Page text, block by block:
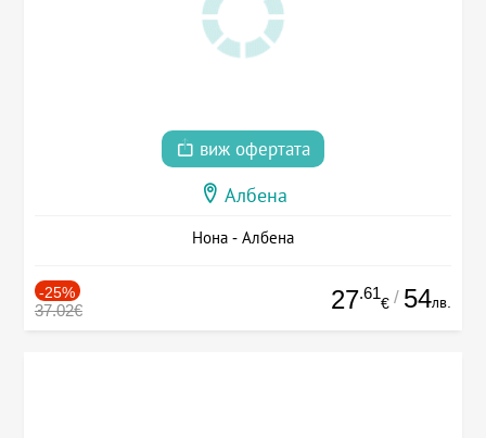
виж офертата
Албена
Нона - Албена
-25%
37.02€ 27.61
€ / 54лв.